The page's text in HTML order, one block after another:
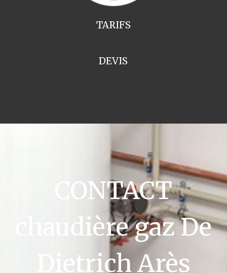
TARIFS
DEVIS
CONTACT
chaudière gaz De
Dietrich Arès